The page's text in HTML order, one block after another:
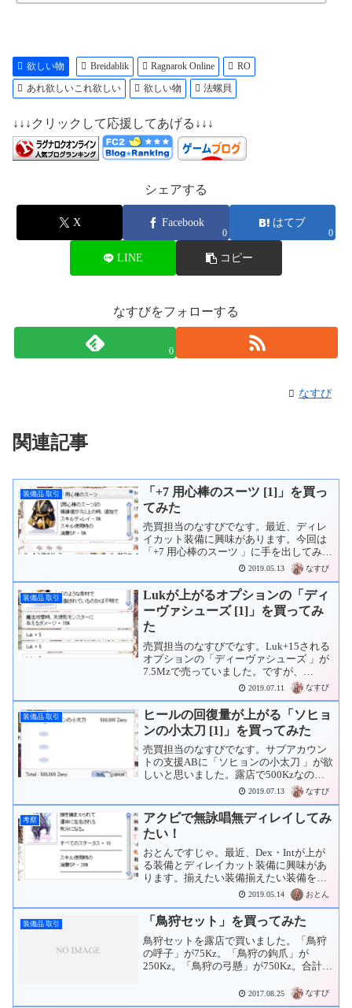
欲しい物 Breidablik Ragnarok Online
RO
あれ欲しいこれ欲しい
欲しい物 法螺貝
↓↓↓クリックして応援してあげる↓↓↓
シェアする
X Facebook
0
はてブ
0
LINE コピー
なすびをフォローする
0
なすび
関連記事
装備品 取引
「+7 用心棒のスーツ [1]」を買っ
てみた
売買担当のなすびでなす。最近、ディレ
イカット装備に興味があります。今回は
「+7 用心棒のスーツ 」に手を出してみま
す。チャットを出していたものの不覚に
も寝てしまいました･･･Zzz寝てまし
た･･･Zzz次の日の夕方、何度かWisをし
てみまし...
2019.05.13 なすび
装備品 取引
Lukが上がるオプションの「ディ
ーヴァシューズ [1]」を買ってみ
た
売買担当のなすびでなす。Luk+15される
オプションの「ディーヴァシューズ 」が
7.5Mzで売っていました。ですが、
Luk+10されるオプションの「ディーヴァ
シューズ 」を買ったばかりだったので
す･･･。値下げしてくれたら買うことにし
てみま...
2019.07.11 なすび
装備品 取引
ヒールの回復量が上がる「ソヒョ
ンの小太刀 [1]」を買ってみた
売買担当のなすびでなす。サブアカウン
トの支援ABに「ソヒョンの小太刀 」が欲
しいと思いました。露店で500Kzなのを
見かけたので購入。「ソヒョンの羽衣 」
とセットで更にヒールの回復量が上がり
ます。あとは次回の「深淵の回廊」が来
たときに「呪詛...
2019.07.13 なすび
考察
アクビで無詠唱無ディレイしてみ
たい！
おとんですじゃ。最近、Dex・Intが上が
る装備とディレイカット装備に興味があ
ります。揃えたい装備揃えたい装備を計
算機に並べて眺めています。武器：高精
錬「茨の杖」まずは武器です。 「+7 茨の
杖 ＜Dex+7＞ダブル 」 / Dex+14 ...
2019.05.14 おとん
装備品 取引 「鳥狩セット」を買ってみた
鳥狩セットを露店で買いました。「鳥狩
の呼子」が75Kz。「鳥狩の鉤爪」が
250Kz。「鳥狩の弓懸」が750Kz。合計、
2017.08.25 なすび